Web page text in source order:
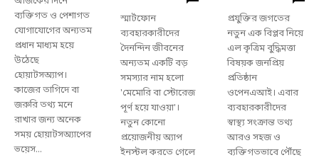
ব্যক্তিগত ও পেশাগত
যোগাযোগের অন্যতম
প্রধান মাধ্যম হয়ে
উঠেছে
হোয়াটসঅ্যাপ।
কাজের তাগিদে বা
জরুরি তথ্য মনে
রাখার জন্য অনেক
সময় হোয়াটসঅ্যাপের
ভয়েস...
স্মার্টফোন
ব্যবহারকারীদের
দৈনন্দিন জীবনের
অন্যতম একটি বড়
সমস্যার নাম হলো
'মেমোরি বা স্টোরেজ
পূর্ণ হয়ে যাওয়া'।
নতুন কোনো
প্রয়োজনীয় অ্যাপ
ইনস্টল করতে গেলে
প্রযুক্তির জগতের
নতুন এক বিপ্লব নিয়ে
এল কৃত্রিম বুদ্ধিমত্তা
বিষয়ক জনপ্রিয়
প্রতিষ্ঠান
ওপেনএআই। এবার
ব্যবহারকারীদের
স্বাস্থ্য সংক্রান্ত তথ্য
আরও সহজ ও
ব্যক্তিগতভাবে পৌঁছে